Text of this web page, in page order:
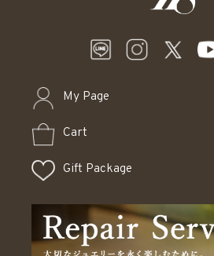
My Page
Cart
Gift Package